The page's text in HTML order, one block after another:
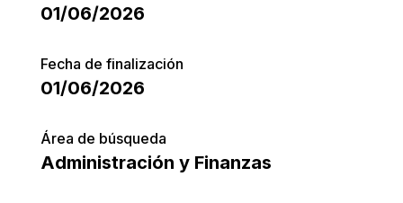
01/06/2026
Fecha de finalización
01/06/2026
Área de búsqueda
Administración y Finanzas